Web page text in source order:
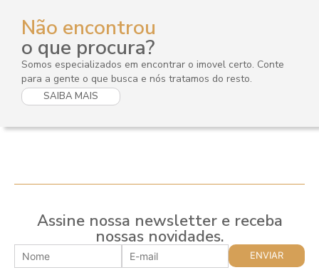
Não encontrou
o que procura?
Somos especializados em encontrar o imovel certo. Conte
para a gente o que busca e nós tratamos do resto.
SAIBA MAIS
Assine nossa newsletter e receba
nossas novidades.